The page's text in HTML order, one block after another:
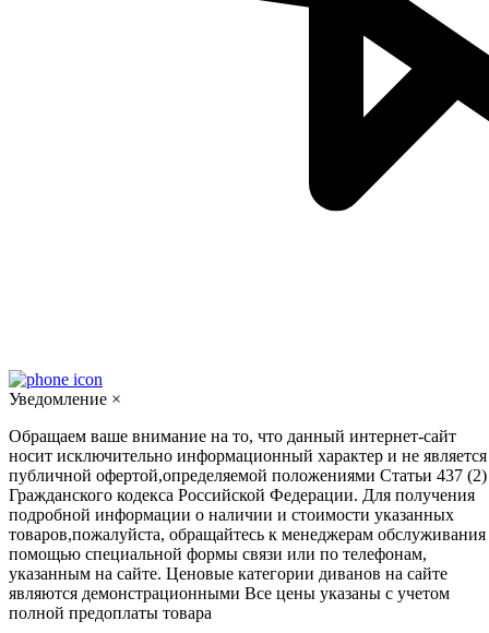
Уведомление ×
Обращаем ваше внимание на то, что данный интернет-сайт
носит исключительно информационный характер и не является
публичной офертой,определяемой положениями Статьи 437 (2)
Гражданского кодекса Российской Федерации. Для получения
подробной информации о наличии и стоимости указанных
товаров,пожалуйста, обращайтесь к менеджерам обслуживания
помощью специальной формы связи или по телефонам,
указанным на сайте. Ценовые категории диванов на сайте
являются демонстрационными Все цены указаны с учетом
полной предоплаты товара